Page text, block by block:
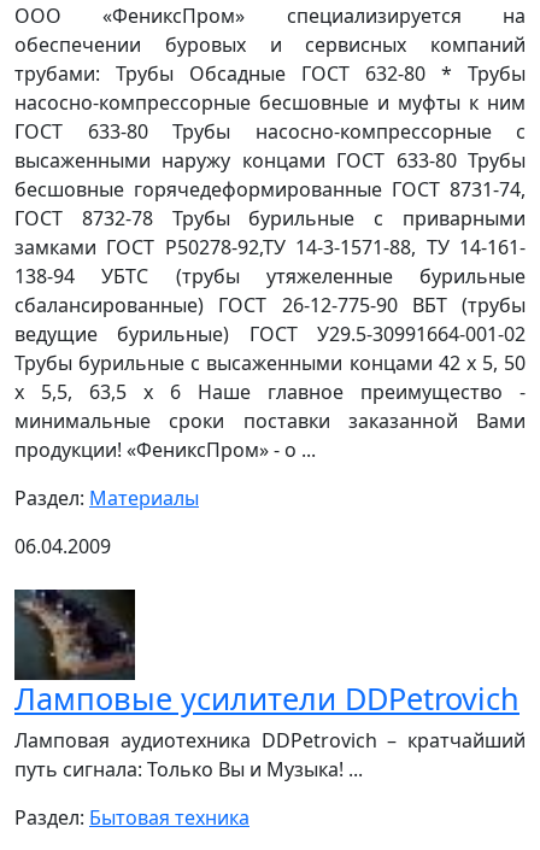
ООО «ФениксПром» специализируется на
обеспечении буровых и сервисных компаний
трубами: Трубы Обсадные ГОСТ 632-80 * Трубы
насосно-компрессорные бесшовные и муфты к ним
ГОСТ 633-80 Трубы насосно-компрессорные с
высаженными наружу концами ГОСТ 633-80 Трубы
бесшовные горячедеформированные ГОСТ 8731-74,
ГОСТ 8732-78 Трубы бурильные с приварными
замками ГОСТ Р50278-92,ТУ 14-3-1571-88, ТУ 14-161-
138-94 УБТС (трубы утяжеленные бурильные
сбалансированные) ГОСТ 26-12-775-90 ВБТ (трубы
ведущие бурильные) ГОСТ У29.5-30991664-001-02
Трубы бурильные с высаженными концами 42 х 5, 50
х 5,5, 63,5 х 6 Наше главное преимущество -
минимальные сроки поставки заказанной Вами
продукции! «ФениксПром» - о ...
Раздел: Материалы
06.04.2009
Ламповые усилители DDPetrovich
Ламповая аудиотехника DDPetrovich – кратчайший
путь сигнала: Только Вы и Музыка! ...
Раздел: Бытовая техника